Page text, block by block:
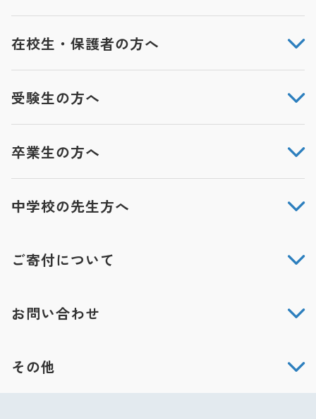
在校生・保護者の方へ
受験生の方へ
卒業生の方へ
中学校の先生方へ
ご寄付について
お問い合わせ
その他